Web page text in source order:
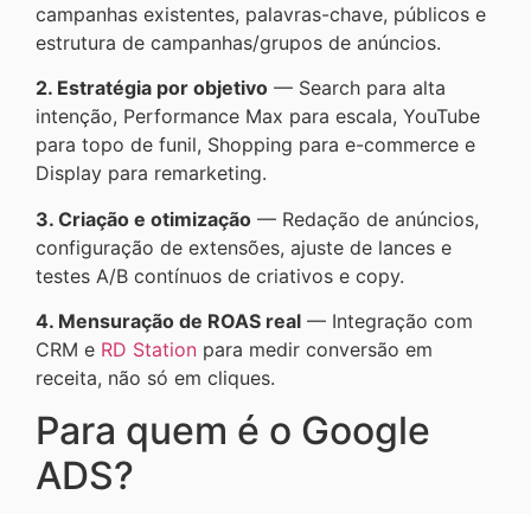
campanhas existentes, palavras-chave, públicos e
estrutura de campanhas/grupos de anúncios.
2. Estratégia por objetivo — Search para alta
intenção, Performance Max para escala, YouTube
para topo de funil, Shopping para e-commerce e
Display para remarketing.
3. Criação e otimização — Redação de anúncios,
configuração de extensões, ajuste de lances e
testes A/B contínuos de criativos e copy.
4. Mensuração de ROAS real — Integração com
CRM e RD Station para medir conversão em
receita, não só em cliques.
Para quem é o Google
ADS?